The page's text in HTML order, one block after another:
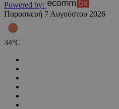
Powered by:
Παρασκευή 7 Αυγούστου 2026
34°C